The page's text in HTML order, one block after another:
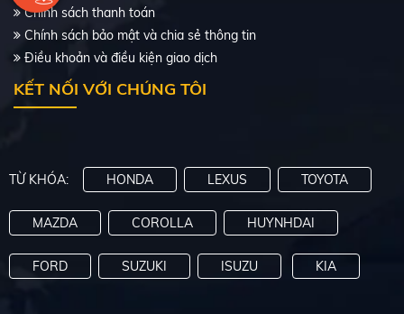
Chính sách thanh toán
Chính sách bảo mật và chia sẻ thông tin
Điều khoản và điều kiện giao dịch
KẾT NỐI VỚI CHÚNG TÔI
TỪ KHÓA: HONDA LEXUS TOYOTA
MAZDA COROLLA HUYNHDAI
FORD SUZUKI ISUZU KIA